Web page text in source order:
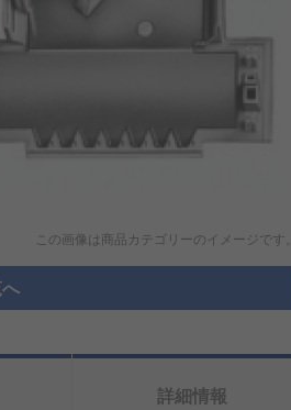
この画像は商品カテゴリーのイメージです。
詳細情報